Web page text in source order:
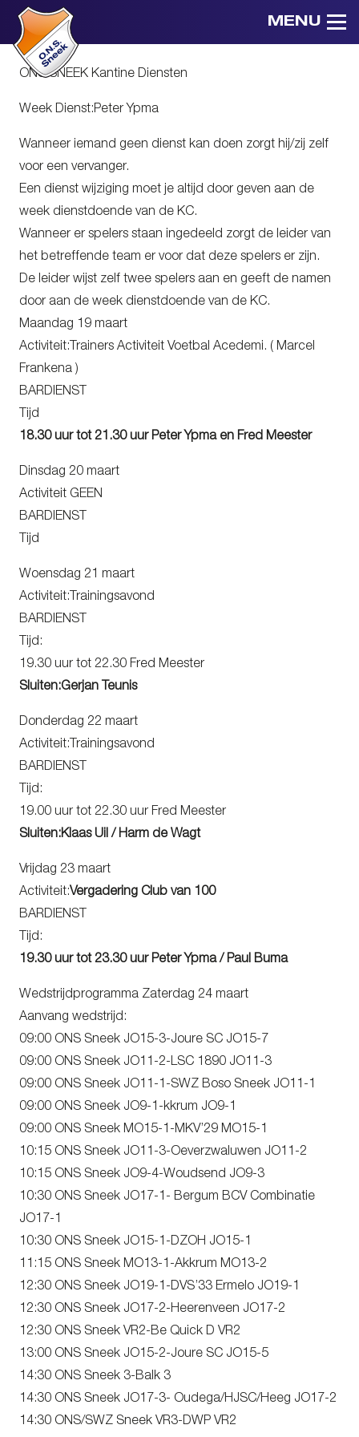
MENU
ONS SNEEK Kantine Diensten
Week Dienst:Peter Ypma
Wanneer iemand geen dienst kan doen zorgt hij/zij zelf
voor een vervanger.
Een dienst wijziging moet je altijd door geven aan de
week dienstdoende van de KC.
Wanneer er spelers staan ingedeeld zorgt de leider van
het betreffende team er voor dat deze spelers er zijn.
De leider wijst zelf twee spelers aan en geeft de namen
door aan de week dienstdoende van de KC.
Maandag 19 maart
Activiteit:Trainers Activiteit Voetbal Acedemi. ( Marcel
Frankena )
BARDIENST
Tijd
18.30 uur tot 21.30 uur Peter Ypma en Fred Meester
Dinsdag 20 maart
Activiteit GEEN
BARDIENST
Tijd
Woensdag 21 maart
Activiteit:Trainingsavond
BARDIENST
Tijd:
19.30 uur tot 22.30 Fred Meester
Sluiten:Gerjan Teunis
Donderdag 22 maart
Activiteit:Trainingsavond
BARDIENST
Tijd:
19.00 uur tot 22.30 uur Fred Meester
Sluiten:Klaas Uil / Harm de Wagt
Vrijdag 23 maart
Activiteit:Vergadering Club van 100
BARDIENST
Tijd:
19.30 uur tot 23.30 uur Peter Ypma / Paul Buma
Wedstrijdprogramma Zaterdag 24 maart
Aanvang wedstrijd:
09:00 ONS Sneek JO15-3-Joure SC JO15-7
09:00 ONS Sneek JO11-2-LSC 1890 JO11-3
09:00 ONS Sneek JO11-1-SWZ Boso Sneek JO11-1
09:00 ONS Sneek JO9-1-kkrum JO9-1
09:00 ONS Sneek MO15-1-MKV’29 MO15-1
10:15 ONS Sneek JO11-3-Oeverzwaluwen JO11-2
10:15 ONS Sneek JO9-4-Woudsend JO9-3
10:30 ONS Sneek JO17-1- Bergum BCV Combinatie
JO17-1
10:30 ONS Sneek JO15-1-DZOH JO15-1
11:15 ONS Sneek MO13-1-Akkrum MO13-2
12:30 ONS Sneek JO19-1-DVS’33 Ermelo JO19-1
12:30 ONS Sneek JO17-2-Heerenveen JO17-2
12:30 ONS Sneek VR2-Be Quick D VR2
13:00 ONS Sneek JO15-2-Joure SC JO15-5
14:30 ONS Sneek 3-Balk 3
14:30 ONS Sneek JO17-3- Oudega/HJSC/Heeg JO17-2
14:30 ONS/SWZ Sneek VR3-DWP VR2